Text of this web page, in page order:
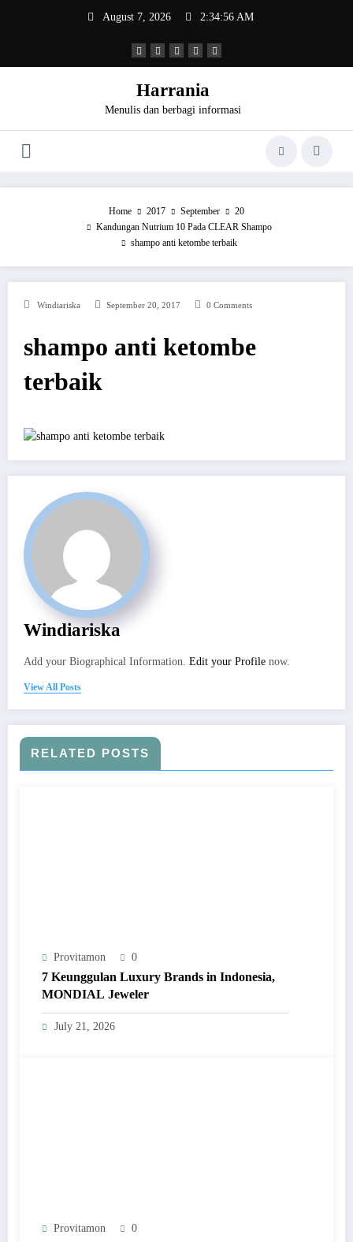
August 7, 2026 2:34:56 AM
Harrania
Menulis dan berbagi informasi
Home 2017 September
20
Kandungan Nutrium 10 Pada CLEAR Shampo
shampo anti ketombe terbaik
Windiariska September 20, 2017 0 Comments
shampo anti ketombe
terbaik
Windiariska
Add your Biographical Information. Edit your Profile now.
View All Posts
RELATED POSTS
Provitamon 0
7 Keunggulan Luxury Brands in Indonesia,
MONDIAL Jeweler
July 21, 2026
Provitamon 0